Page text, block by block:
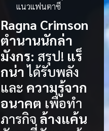
แนวแฟนตาซี
Ragna Crimson
ตำนานนักล่า
มังกร: สรุป! แร็
กน่าได้รับพลัง
และ ความรู้จาก
อนาคต เพื่อทำ
ภารกิจ ล้างแค้น